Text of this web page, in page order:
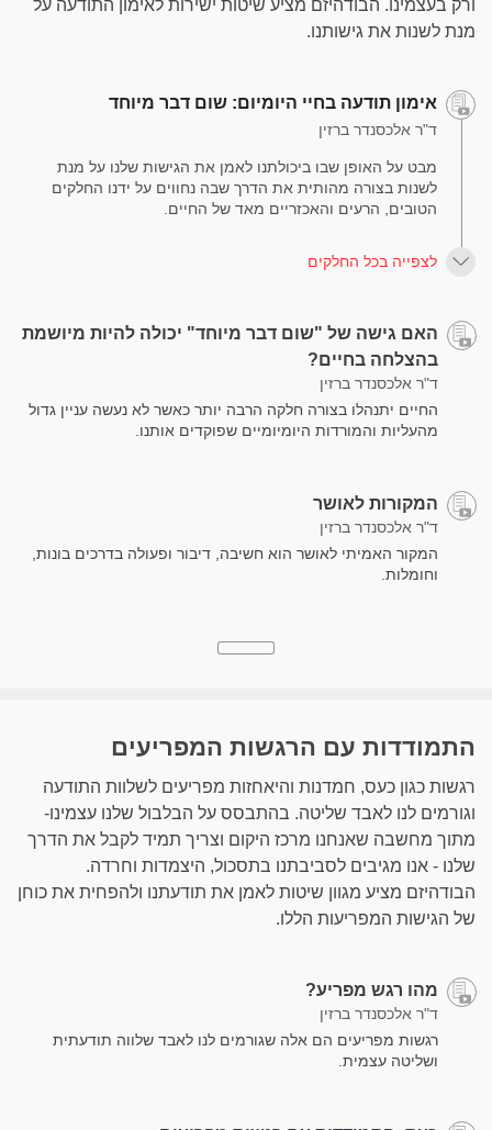
ורק בעצמינו. הבודהיזם מציע שיטות ישירות לאימון התודעה על
מנת לשנות את גישותנו.
אימון תודעה בחיי היומיום: שום דבר מיוחד
ד"ר אלכסנדר ברזין
מבט על האופן שבו ביכולתנו לאמן את הגישות שלנו על מנת
לשנות בצורה מהותית את הדרך שבה נחווים על ידנו החלקים
הטובים, הרעים והאכזריים מאד של החיים.
לצפייה בכל החלקים
האם גישה של "שום דבר מיוחד" יכולה להיות מיושמת
בהצלחה בחיים?
ד"ר אלכסנדר ברזין
החיים יתנהלו בצורה חלקה הרבה יותר כאשר לא נעשה עניין גדול
מהעליות והמורדות היומיומיים שפוקדים אותנו.
המקורות לאושר
ד"ר אלכסנדר ברזין
המקור האמיתי לאושר הוא חשיבה, דיבור ופעולה בדרכים בונות,
וחומלות.
התמודדות עם הרגשות המפריעים
רגשות כגון כעס, חמדנות והיאחזות מפריעים לשלוות התודעה
וגורמים לנו לאבד שליטה. בהתבסס על הבלבול שלנו עצמינו-
מתוך מחשבה שאנחנו מרכז היקום וצריך תמיד לקבל את הדרך
שלנו - אנו מגיבים לסביבתנו בתסכול, היצמדות וחרדה.
הבודהיזם מציע מגוון שיטות לאמן את תודעתנו ולהפחית את כוחן
של הגישות המפריעות הללו.
מהו רגש מפריע?
ד"ר אלכסנדר ברזין
רגשות מפריעים הם אלה שגורמים לנו לאבד שלווה תודעתית
ושליטה עצמית.